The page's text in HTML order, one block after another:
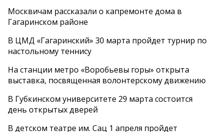
Москвичам рассказали о капремонте дома в
Гагаринском районе
В ЦМД «Гагаринский» 30 марта пройдет турнир по
настольному теннису
На станции метро «Воробьевы горы» открыта
выставка, посвященная волонтерскому движению
В Губкинском университете 29 марта состоится
день открытых дверей
В детском театре им. Сац 1 апреля пройдет